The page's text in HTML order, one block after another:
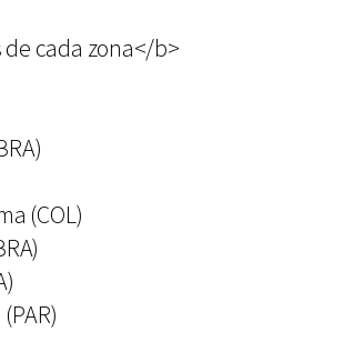
cada zona</b>
(COL)